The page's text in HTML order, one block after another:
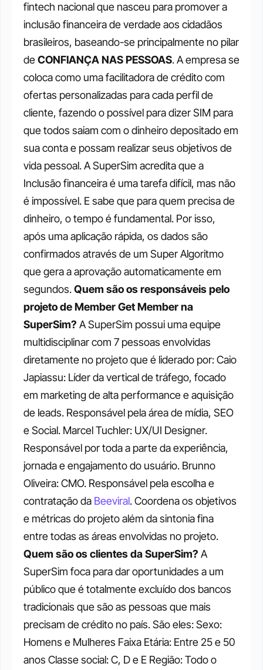
fintech nacional que nasceu para promover a
inclusão financeira de verdade aos cidadãos
brasileiros, baseando-se principalmente no pilar
de CONFIANÇA NAS PESSOAS.A empresa se
coloca como uma facilitadora de crédito com
ofertas personalizadas para cada perfil de
cliente, fazendo o possível para dizer SIM para
que todos saiam com o dinheiro depositado em
sua conta e possam realizar seus objetivos de
vida pessoal.A SuperSim acredita que a
Inclusão financeira é uma tarefa difícil, mas não
é impossível. E sabe que para quem precisa de
dinheiro, o tempo é fundamental. Por isso,
após uma aplicação rápida, os dados são
confirmados através de um Super Algoritmo
que gera a aprovação automaticamente em
segundos.Quem são os responsáveis pelo
projeto de Member Get Member na
SuperSim? A SuperSim possui uma equipe
multidisciplinar com 7 pessoas envolvidas
diretamente no projeto que é liderado por:Caio
Japiassu: Líder da vertical de tráfego, focado
em marketing de alta performance e aquisição
de leads. Responsável pela área de mídia, SEO
e Social. Marcel Tuchler: UX/UI Designer.
Responsável por toda a parte da experiência,
jornada e engajamento do usuário. Brunno
Oliveira: CMO. Responsável pela escolha e
contratação da Beeviral. Coordena os objetivos
e métricas do projeto além da sintonia fina
entre todas as áreas envolvidas no projeto.
Quem são os clientes da SuperSim? A
SuperSim foca para dar oportunidades a um
público que é totalmente excluído dos bancos
tradicionais que são as pessoas que mais
precisam de crédito no país. São eles:Sexo:
Homens e Mulheres Faixa Etária: Entre 25 e 50
anos Classe social: C, D e E Região: Todo o